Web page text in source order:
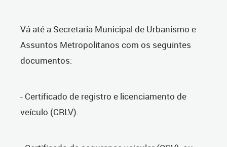
Vá até a Secretaria Municipal de Urbanismo e
Assuntos Metropolitanos com os seguintes
documentos:
- Certificado de registro e licenciamento de
veículo (CRLV).